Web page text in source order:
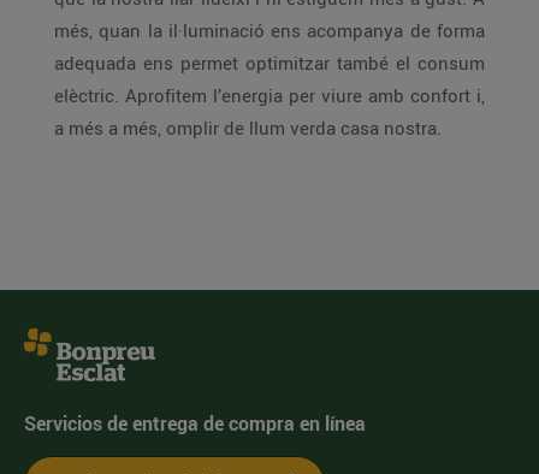
més, quan la il·luminació ens acompanya de forma
adequada ens permet optimitzar també el consum
elèctric. Aprofitem l’energia per viure amb confort i,
a més a més, omplir de llum verda casa nostra.
Servicios de entrega de compra en línea